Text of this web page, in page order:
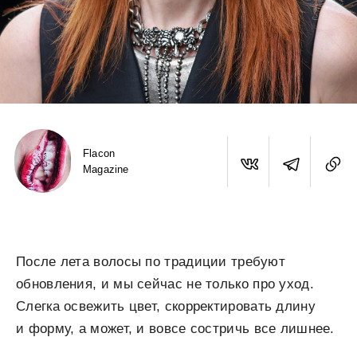
Flacon
Magazine
После лета волосы по традиции требуют
обновления, и мы сейчас не только про уход.
Слегка освежить цвет, скорректировать длину
и форму, а может, и вовсе состричь все лишнее.